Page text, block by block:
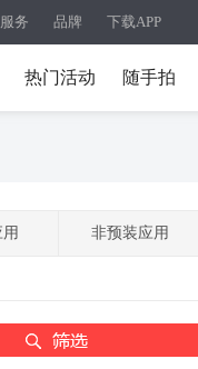
服务 品牌 下载APP
热门活动 随手拍
非预装应用